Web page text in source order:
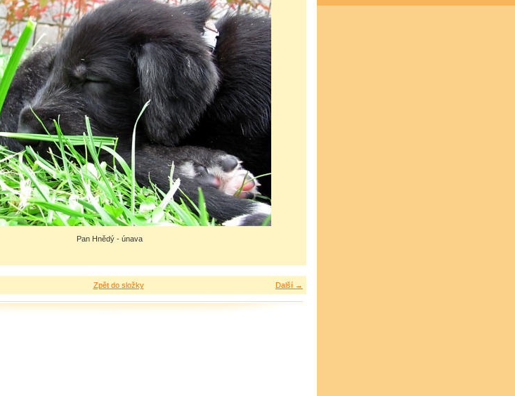
Pan Hnědý - únava
Další →
Zpět do složky